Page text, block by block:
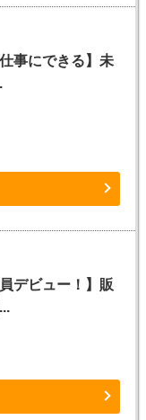
事にできる】未
デビュー！】販